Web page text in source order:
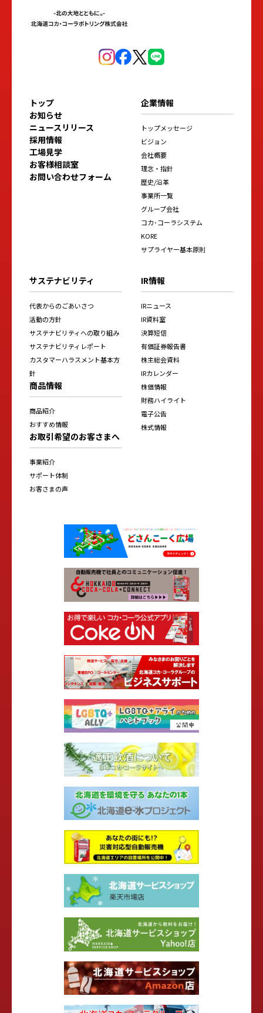
トップ
お知らせ
ニュースリリース
採用情報
工場見学
お客様相談室
お問い合わせフォーム
企業情報
トップメッセージ
ビジョン
会社概要
理念・指針
歴史/沿革
事業所一覧
グループ会社
コカ･コーラシステム
KORE
サプライヤー基本原則
サステナビリティ
代表からのごあいさつ
活動の方針
サステナビリティへの取り組み
サステナビリティレポート
カスタマーハラスメント基本方
針
商品情報
商品紹介
おすすめ情報
お取引希望のお客さまへ
事業紹介
サポート体制
お客さまの声
IR情報
IRニュース
IR資料室
決算短信
有価証券報告書
株主総会資料
IRカレンダー
株価情報
財務ハイライト
電子公告
株式情報